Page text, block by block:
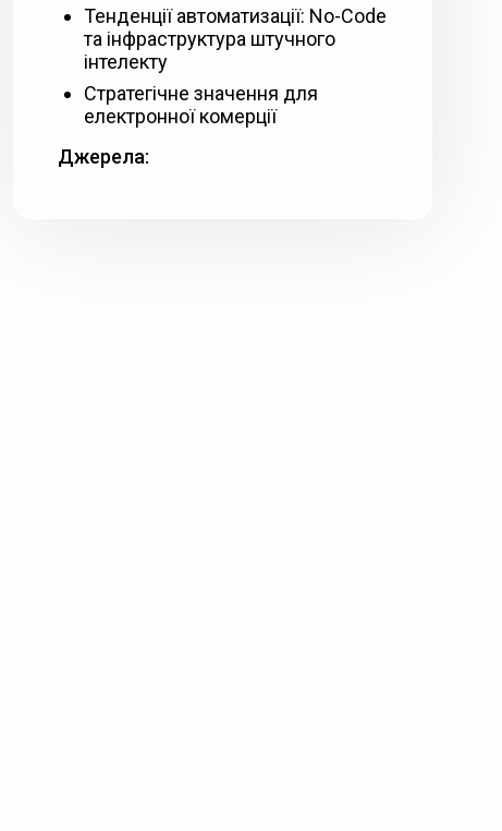
Тенденції автоматизації: No-Code
та інфраструктура штучного
інтелекту
Стратегічне значення для
електронної комерції
Джерела: